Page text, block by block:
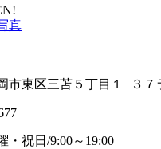
市東区三苫５丁目１−３７
・祝日/9:00～19:00